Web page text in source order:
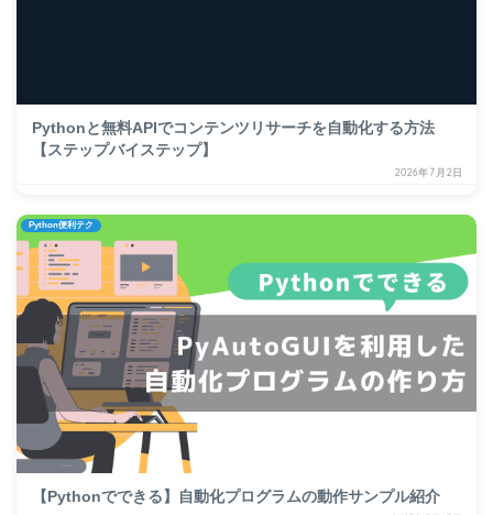
Pythonと無料APIでコンテンツリサーチを自動化する方法
【ステップバイステップ】
2026年7月2日
Python便利テク
【Pythonでできる】自動化プログラムの動作サンプル紹介